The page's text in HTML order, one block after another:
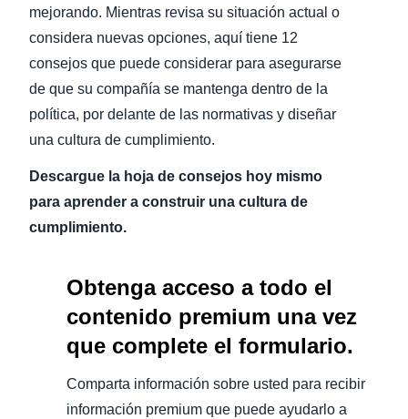
mejorando. Mientras revisa su situación actual o
considera nuevas opciones, aquí tiene 12
consejos que puede considerar para asegurarse
de que su compañía se mantenga dentro de la
política, por delante de las normativas y diseñar
una cultura de cumplimiento.
Descargue la hoja de consejos hoy mismo
para aprender a construir una cultura de
cumplimiento.
Obtenga acceso a todo el
contenido premium una vez
que complete el formulario.
Comparta información sobre usted para recibir
información premium que puede ayudarlo a